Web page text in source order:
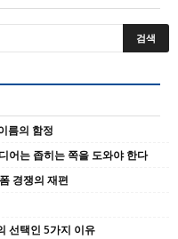
름의 함정
어는 좁히는 쪽을 도와야 한다
경쟁의 재편
선택인 5가지 이유